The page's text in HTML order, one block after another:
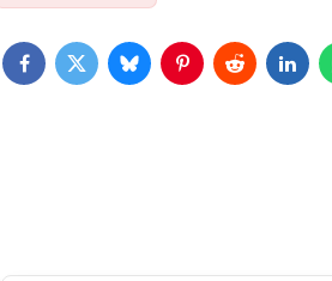
FacebookTwitterBlueskyPinterestReddit